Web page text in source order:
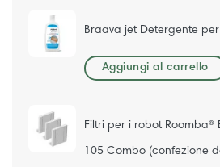
Braava jet Detergente
Aggiungi al carrello
Filtri per i robot Roomba®
105 Combo (confezione